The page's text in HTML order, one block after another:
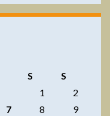
S
S
1
2
7 8
9